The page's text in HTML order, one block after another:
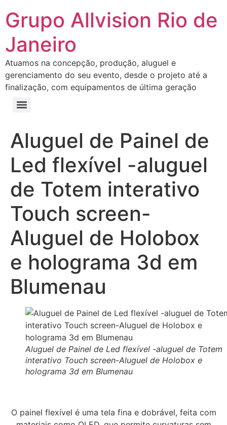
Grupo Allvision Rio de
Janeiro
Atuamos na concepção, produção, aluguel e
gerenciamento do seu evento, desde o projeto até a
finalização, com equipamentos de última geração
Aluguel de Painel de
Led flexível -aluguel
de Totem interativo
Touch screen-
Aluguel de Holobox
e holograma 3d em
Blumenau
Aluguel de Painel de Led flexível -aluguel de Totem
interativo Touch screen-Aluguel de Holobox e
holograma 3d em Blumenau
O painel flexível é uma tela fina e dobrável, feita com